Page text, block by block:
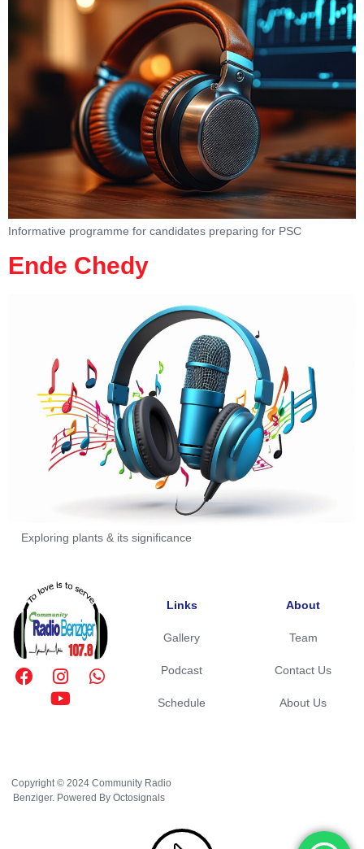
Informative programme for candidates preparing for PSC
Ende Chedy
Exploring plants & its significance
Links
Gallery
Podcast
Schedule
About
Team
Contact Us
About Us
Copyright © 2024 Community Radio
Benziger. Powered By Octosignals